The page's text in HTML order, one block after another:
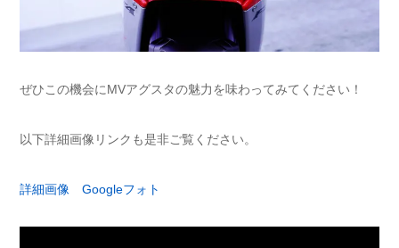
ぜひこの機会にMVアグスタの魅力を味わってみてください！
以下詳細画像リンクも是非ご覧ください。
詳細画像 Googleフォト